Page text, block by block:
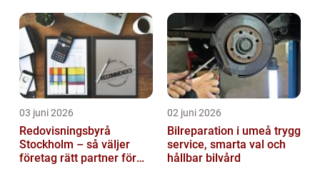
03 juni 2026
Redovisningsbyrå
Stockholm – så väljer
företag rätt partner för
02 juni 2026
Bilreparation i umeå trygg
service, smarta val och
hållbar bilvård